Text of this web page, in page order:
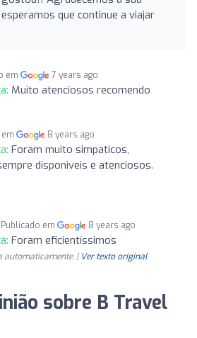
que continue a viajar
em 7 years ago
Muito atenciosos recomendo
8 years ago
Foram muito simpaticos,
disponiveis e atenciosos.
Publicado em 8 years ago
Foram eficientíssimos
automaticamente. | Ver texto original
sobre B Travel